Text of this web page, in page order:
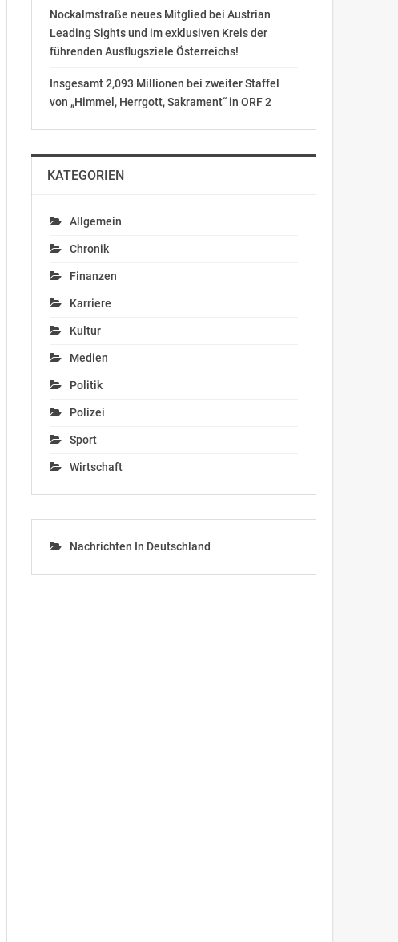
Nockalmstraße neues Mitglied bei Austrian
Leading Sights und im exklusiven Kreis der
führenden Ausflugsziele Österreichs!
Insgesamt 2,093 Millionen bei zweiter Staffel
von „Himmel, Herrgott, Sakrament“ in ORF 2
KATEGORIEN
Allgemein
Chronik
Finanzen
Karriere
Kultur
Medien
Politik
Polizei
Sport
Wirtschaft
Nachrichten In Deutschland